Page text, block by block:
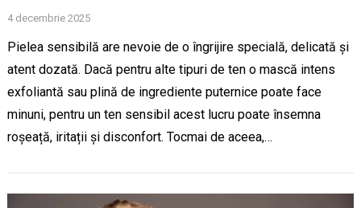
4 decembrie 2025
Pielea sensibilă are nevoie de o îngrijire specială, delicată și
atent dozată. Dacă pentru alte tipuri de ten o mască intens
exfoliantă sau plină de ingrediente puternice poate face
minuni, pentru un ten sensibil acest lucru poate însemna
roșeață, iritații și disconfort. Tocmai de aceea,…